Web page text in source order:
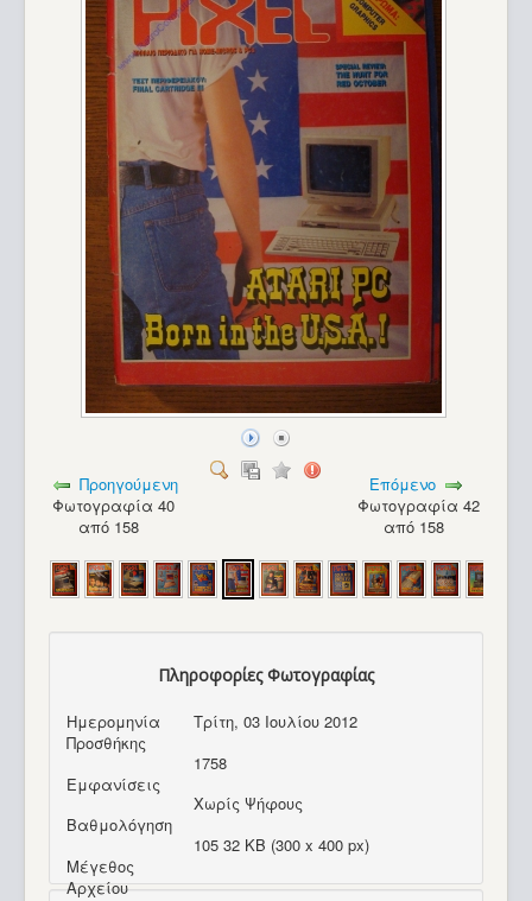
Camputers Lynx
Camputers Lynx_26
Προηγούμενη
Φωτογραφία 40
από 158
Επόμενο
Φωτογραφία 42
από 158
Πληροφορίες Φωτογραφίας
Ημερομηνία
Προσθήκης
Τρίτη, 03 Ιουλίου 2012
Εμφανίσεις
1758
Βαθμολόγηση
Χωρίς Ψήφους
Μέγεθος
Αρχείου
105 32 KB (300 x 400 px)